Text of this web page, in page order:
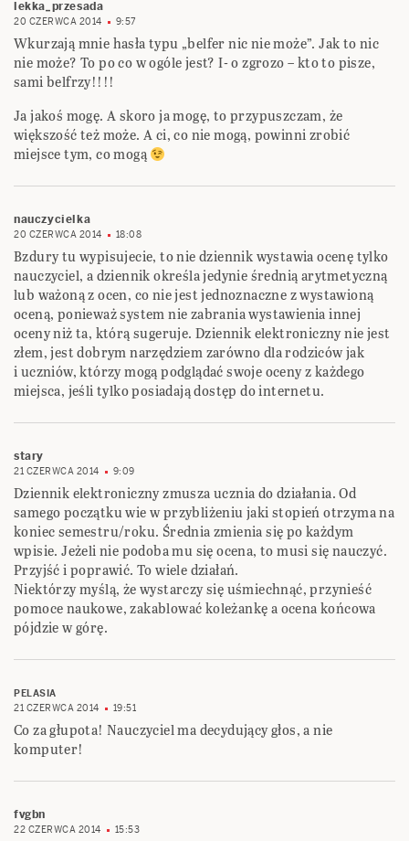
lekka_przesada
20 CZERWCA 2014 9:57
Wkurzają mnie hasła typu „belfer nic nie może”. Jak to nic
nie może? To po co w ogóle jest? I- o zgrozo – kto to pisze,
sami belfrzy!!!!
Ja jakoś mogę. A skoro ja mogę, to przypuszczam, że
większość też może. A ci, co nie mogą, powinni zrobić
miejsce tym, co mogą
nauczycielka
20 CZERWCA 2014 18:08
Bzdury tu wypisujecie, to nie dziennik wystawia ocenę tylko
nauczyciel, a dziennik określa jedynie średnią arytmetyczną
lub ważoną z ocen, co nie jest jednoznaczne z wystawioną
oceną, ponieważ system nie zabrania wystawienia innej
oceny niż ta, którą sugeruje. Dziennik elektroniczny nie jest
złem, jest dobrym narzędziem zarówno dla rodziców jak
i uczniów, którzy mogą podglądać swoje oceny z każdego
miejsca, jeśli tylko posiadają dostęp do internetu.
stary
21 CZERWCA 2014 9:09
Dziennik elektroniczny zmusza ucznia do działania. Od
samego początku wie w przybliżeniu jaki stopień otrzyma na
koniec semestru/roku. Średnia zmienia się po każdym
wpisie. Jeżeli nie podoba mu się ocena, to musi się nauczyć.
Przyjść i poprawić. To wiele działań.
Niektórzy myślą, że wystarczy się uśmiechnąć, przynieść
pomoce naukowe, zakablować koleżankę a ocena końcowa
pójdzie w górę.
PELASIA
21 CZERWCA 2014
19:51
Co za głupota! Nauczyciel ma decydujący głos, a nie
komputer!
fvgbn
22 CZERWCA 2014 15:53